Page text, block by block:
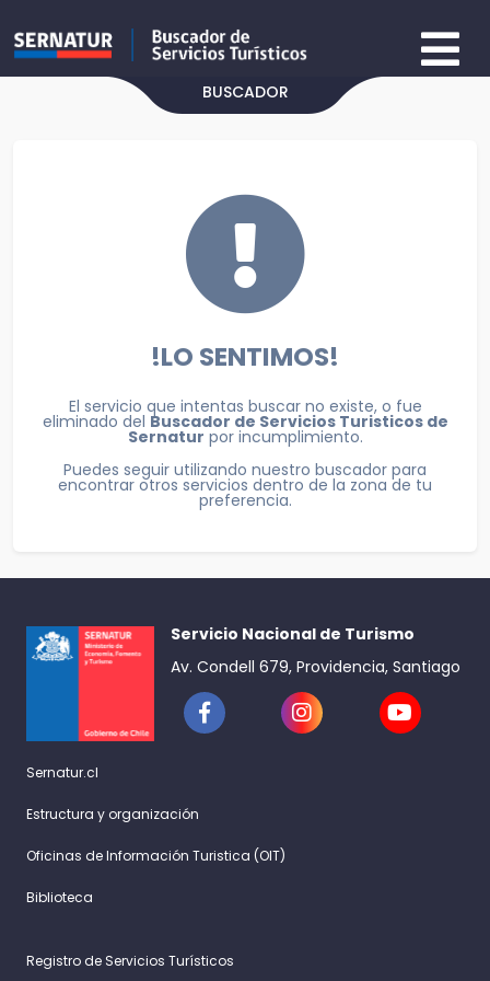
BUSCADOR
!LO SENTIMOS!
El servicio que intentas buscar no existe, o fue
eliminado del Buscador de Servicios Turisticos de
Sernatur por incumplimiento.
Puedes seguir utilizando nuestro buscador para
encontrar otros servicios dentro de la zona de tu
preferencia.
Servicio Nacional de Turismo
Av. Condell 679, Providencia, Santiago
Sernatur.cl
Estructura y organización
Oficinas de Información Turistica (OIT)
Biblioteca
Registro de Servicios Turísticos